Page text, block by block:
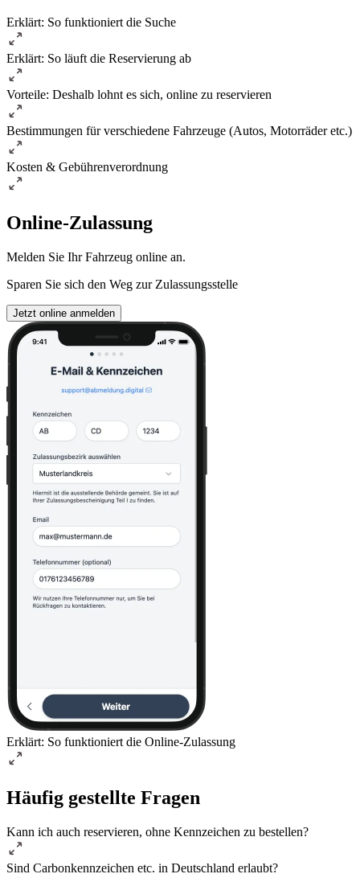
Erklärt: So funktioniert die Suche
Erklärt: So läuft die Reservierung ab
Vorteile: Deshalb lohnt es sich, online zu reservieren
Bestimmungen für verschiedene Fahrzeuge (Autos, Motorräder etc.)
Kosten & Gebührenverordnung
Online-Zulassung
Melden Sie Ihr Fahrzeug online an.
Sparen Sie sich den Weg zur Zulassungsstelle
Jetzt online anmelden
Erklärt: So funktioniert die Online-Zulassung
Häufig gestellte Fragen
Kann ich auch reservieren, ohne Kennzeichen zu bestellen?
Sind Carbonkennzeichen etc. in Deutschland erlaubt?